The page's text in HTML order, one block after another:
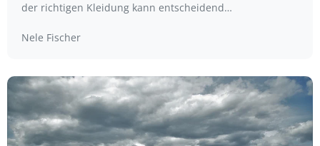
der richtigen Kleidung kann entscheidend…
Nele Fischer